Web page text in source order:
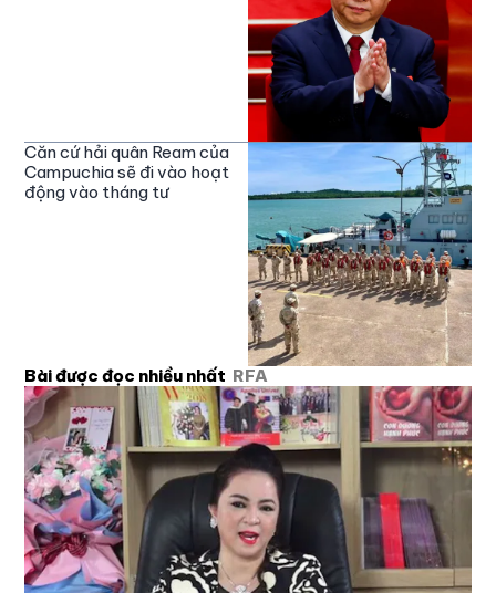
Căn cứ hải quân Ream của
Campuchia sẽ đi vào hoạt
động vào tháng tư
Bài được đọc nhiều nhất RFA